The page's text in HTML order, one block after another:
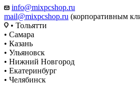
info@mixpcshop.ru
mail@mixpcshop.ru (корпоративным
• Тольятти
• Самара
• Казань
• Ульяновск
• Нижний Новгород
• Екатеринбург
• Челябинск